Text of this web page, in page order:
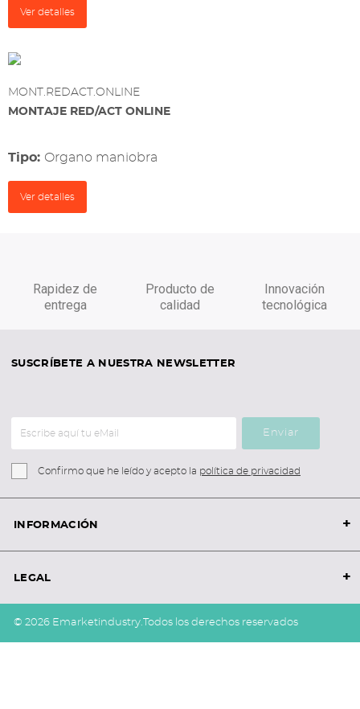
Ver detalles
MONT.REDACT.ONLINE
MONTAJE RED/ACT ONLINE
Tipo: organo maniobra
Ver detalles
Rapidez de
entrega
Producto de
calidad
Innovación
tecnológica
SUSCRÍBETE A NUESTRA NEWSLETTER
Enviar
Confirmo que he leído y acepto la política de privacidad
INFORMACIÓN +
LEGAL +
© 2026 Emarketindustry.Todos los derechos reservados